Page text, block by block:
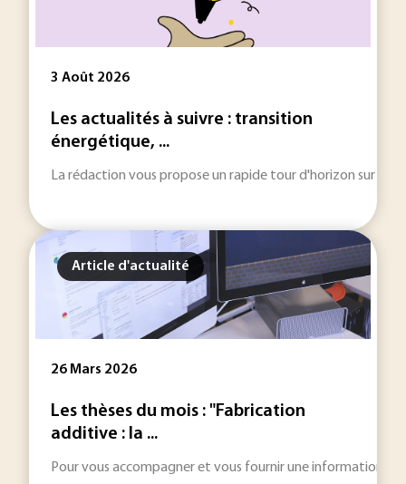
3 Août 2026
Les actualités à suivre : transition
énergétique, ...
La rédaction vous propose un rapide tour d'horizon sur les
Article d'actualité
26 Mars 2026
Les thèses du mois : "Fabrication
additive : la ...
Pour vous accompagner et vous fournir une information